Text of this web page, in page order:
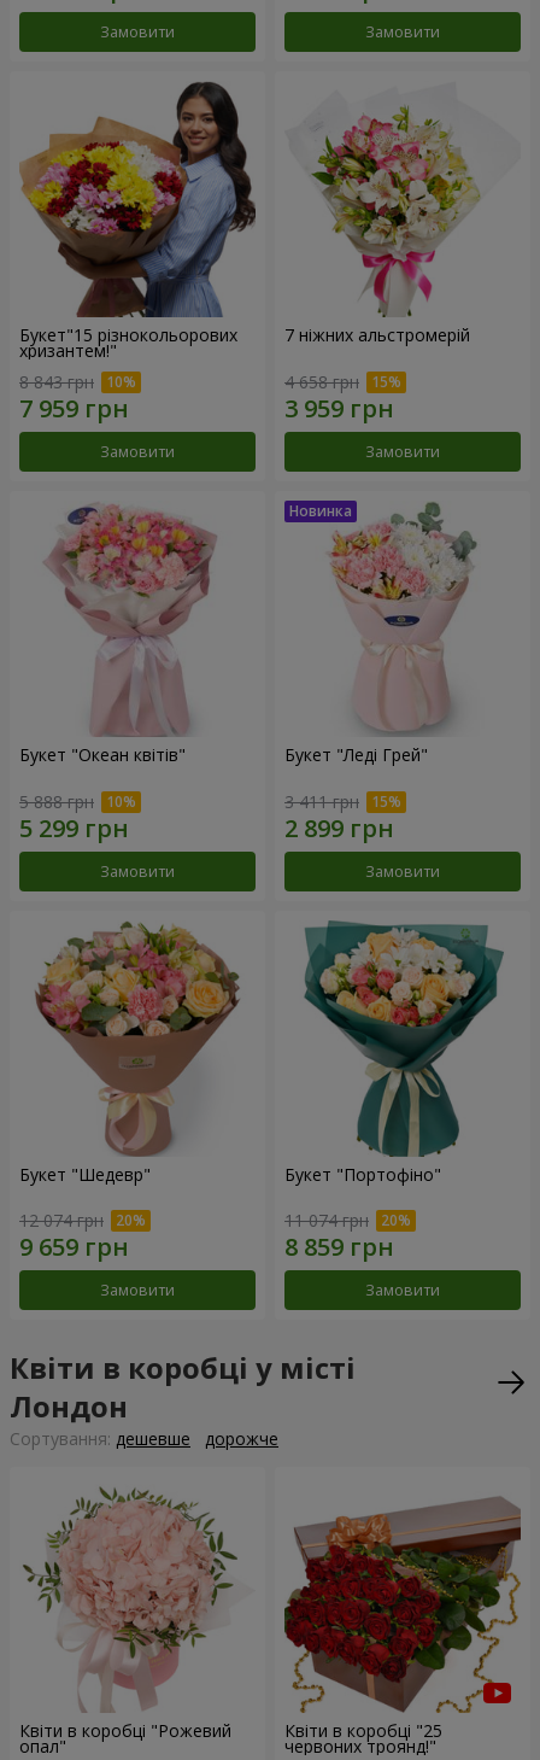
Замовити Замовити
Букет"15 різнокольорових
хризантем!"
8 843 грн
Замовити
7 ніжних альстромерій
4 658 грн
Замовити
Букет "Океан квітів"
5 888 грн
Замовити
Букет "Леді Грей"
3 411 грн
Замовити
Букет "Шедевр"
12 074 грн
Замовити
Букет "Портофіно"
11 074 грн
Замовити
Квіти в коробці у місті
Лондон
Сортування: дешевше дорожче
Квіти в коробці "Рожевий
опал"
Квіти в коробці "25
червоних троянд!"